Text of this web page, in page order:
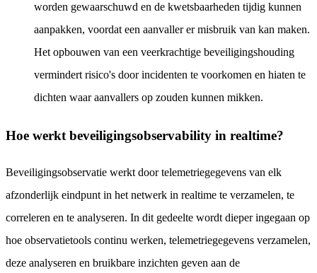
worden gewaarschuwd en de kwetsbaarheden tijdig kunnen
aanpakken, voordat een aanvaller er misbruik van kan maken.
Het opbouwen van een veerkrachtige beveiligingshouding
vermindert risico's door incidenten te voorkomen en hiaten te
dichten waar aanvallers op zouden kunnen mikken.
Hoe werkt beveiligingsobservability in realtime?
Beveiligingsobservatie werkt door telemetriegegevens van elk
afzonderlijk eindpunt in het netwerk in realtime te verzamelen, te
correleren en te analyseren. In dit gedeelte wordt dieper ingegaan op
hoe observatietools continu werken, telemetriegegevens verzamelen,
deze analyseren en bruikbare inzichten geven aan de